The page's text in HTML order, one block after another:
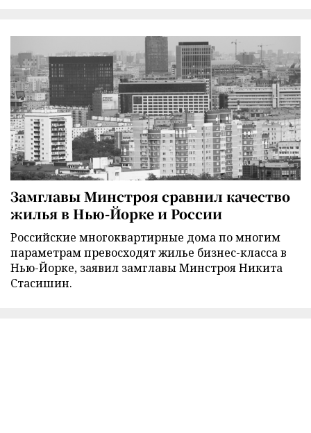
Замглавы Минстроя сравнил качество
жилья в Нью-Йорке и России
Российские многоквартирные дома по многим
параметрам превосходят жилье бизнес-класса в
Нью-Йорке, заявил замглавы Минстроя Никита
Стасишин.